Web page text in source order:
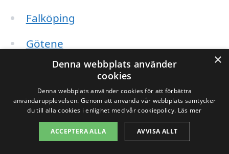
Falköping
Götene
Lidköping
Hjo
Gothenburg
×
Denna webbplats använder
cookies
Denna webbplats använder cookies för att förbättra
användarupplevelsen. Genom att använda vår webbplats samtycker
du till alla cookies i enlighet med vår cookiepolicy. Läs mer
ACCEPTERA ALLA AVVISA ALLT